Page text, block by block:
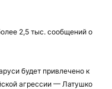
2,5 тыс. сообщений о
будет привлечено к
агрессии — Латушко